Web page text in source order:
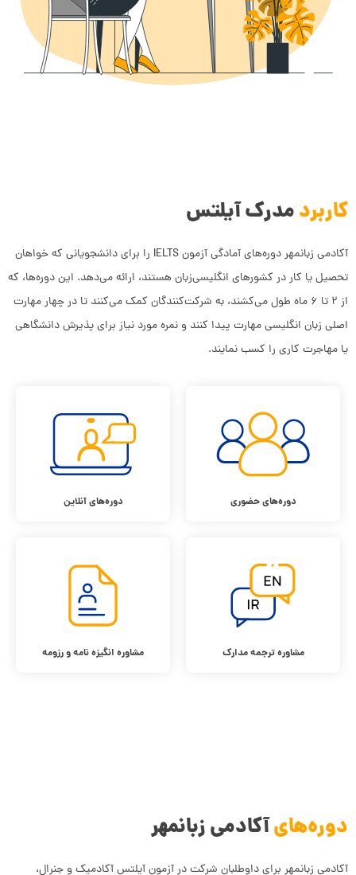
کاربردمدرک آیلتس
آکادمی زبانمهر دوره‌های آمادگی آزمون IELTS را برای دانشجویانی که خواهان
تحصیل یا کار در کشورهای انگلیسی‌زبان هستند، ارائه می‌دهد. این دوره‌ها، که
از ۲ تا ۶ ماه طول می‌کشند، به شرکت‌کنندگان کمک می‌کنند تا در چهار مهارت
اصلی زبان انگلیسی مهارت پیدا کنند و نمره مورد نیاز برای پذیرش دانشگاهی
یا مهاجرت کاری را کسب نمایند.
دوره‌های حضوری دوره‌های آنلاین
مشاوره ترجمه مدارک مشاوره انگیزه نامه و رزومه
دوره‌هایآکادمی زبانمهر
آکادمی زبانمهر برای داوطلبان شرکت در آزمون آیلتس آکادمیک و جنرال،